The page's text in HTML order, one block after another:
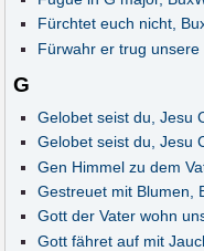
Fürchtet euch nicht,
Fürwahr er trug unsere
G
Gelobet seist du, Jesu
Gelobet seist du, Jesu
Gen Himmel zu dem
Gestreuet mit Blumen,
Gott der Vater wohn
Gott fähret auf mit